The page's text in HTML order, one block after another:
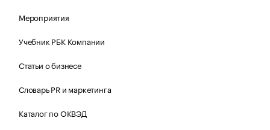
Мероприятия
Учебник РБК Компании
Статьи о бизнесе
Словарь PR и маркетинга
Каталог по ОКВЭД